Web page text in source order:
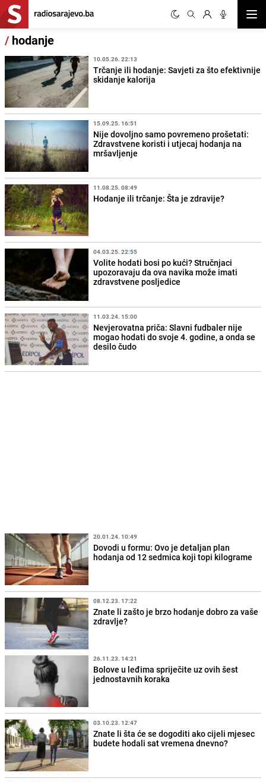
/ hodanje
10.05.26. 22:13
Trčanje ili hodanje: Savjeti za što efektivnije
skidanje kalorija
15.09.25. 16:51
Nije dovoljno samo povremeno prošetati:
Zdravstvene koristi i utjecaj hodanja na
mršavljenje
11.08.25. 08:49
Hodanje ili trčanje: Šta je zdravije?
04.03.25. 22:55
Volite hodati bosi po kući? Stručnjaci
upozoravaju da ova navika može imati
zdravstvene posljedice
11.03.24. 15:00
Nevjerovatna priča: Slavni fudbaler nije
mogao hodati do svoje 4. godine, a onda se
desilo čudo
20.01.24. 10:49
Dovodi u formu: Ovo je detaljan plan
hodanja od 12 sedmica koji topi kilograme
08.12.23. 17:22
Znate li zašto je brzo hodanje dobro za vaše
zdravlje?
26.11.23. 14:21
Bolove u leđima spriječite uz ovih šest
jednostavnih koraka
03.10.23. 12:47
Znate li šta će se dogoditi ako cijeli mjesec
budete hodali sat vremena dnevno?